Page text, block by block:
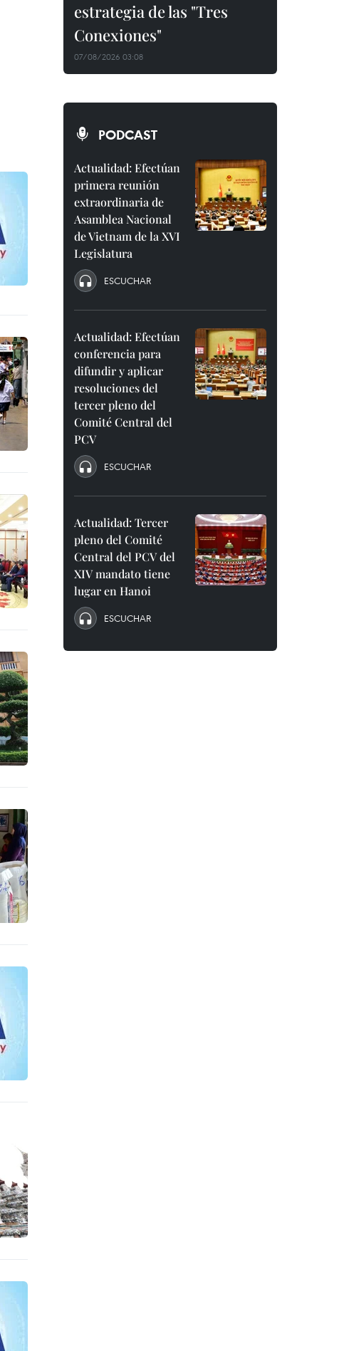
estrategia de las "Tres
Conexiones"
07/08/2026 03:08
PODCAST
Actualidad: Efectúan
primera reunión
extraordinaria de
Asamblea Nacional
de Vietnam de la XVI
Legislatura
ESCUCHAR
Actualidad: Efectúan
conferencia para
difundir y aplicar
resoluciones del
tercer pleno del
Comité Central del
PCV
ESCUCHAR
Actualidad: Tercer
pleno del Comité
Central del PCV del
XIV mandato tiene
lugar en Hanoi
ESCUCHAR